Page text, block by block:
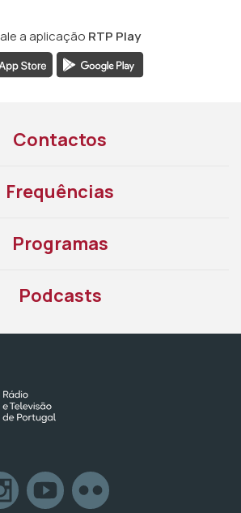
a aplicação RTP Play
Contactos
Frequências
Programas
Podcasts